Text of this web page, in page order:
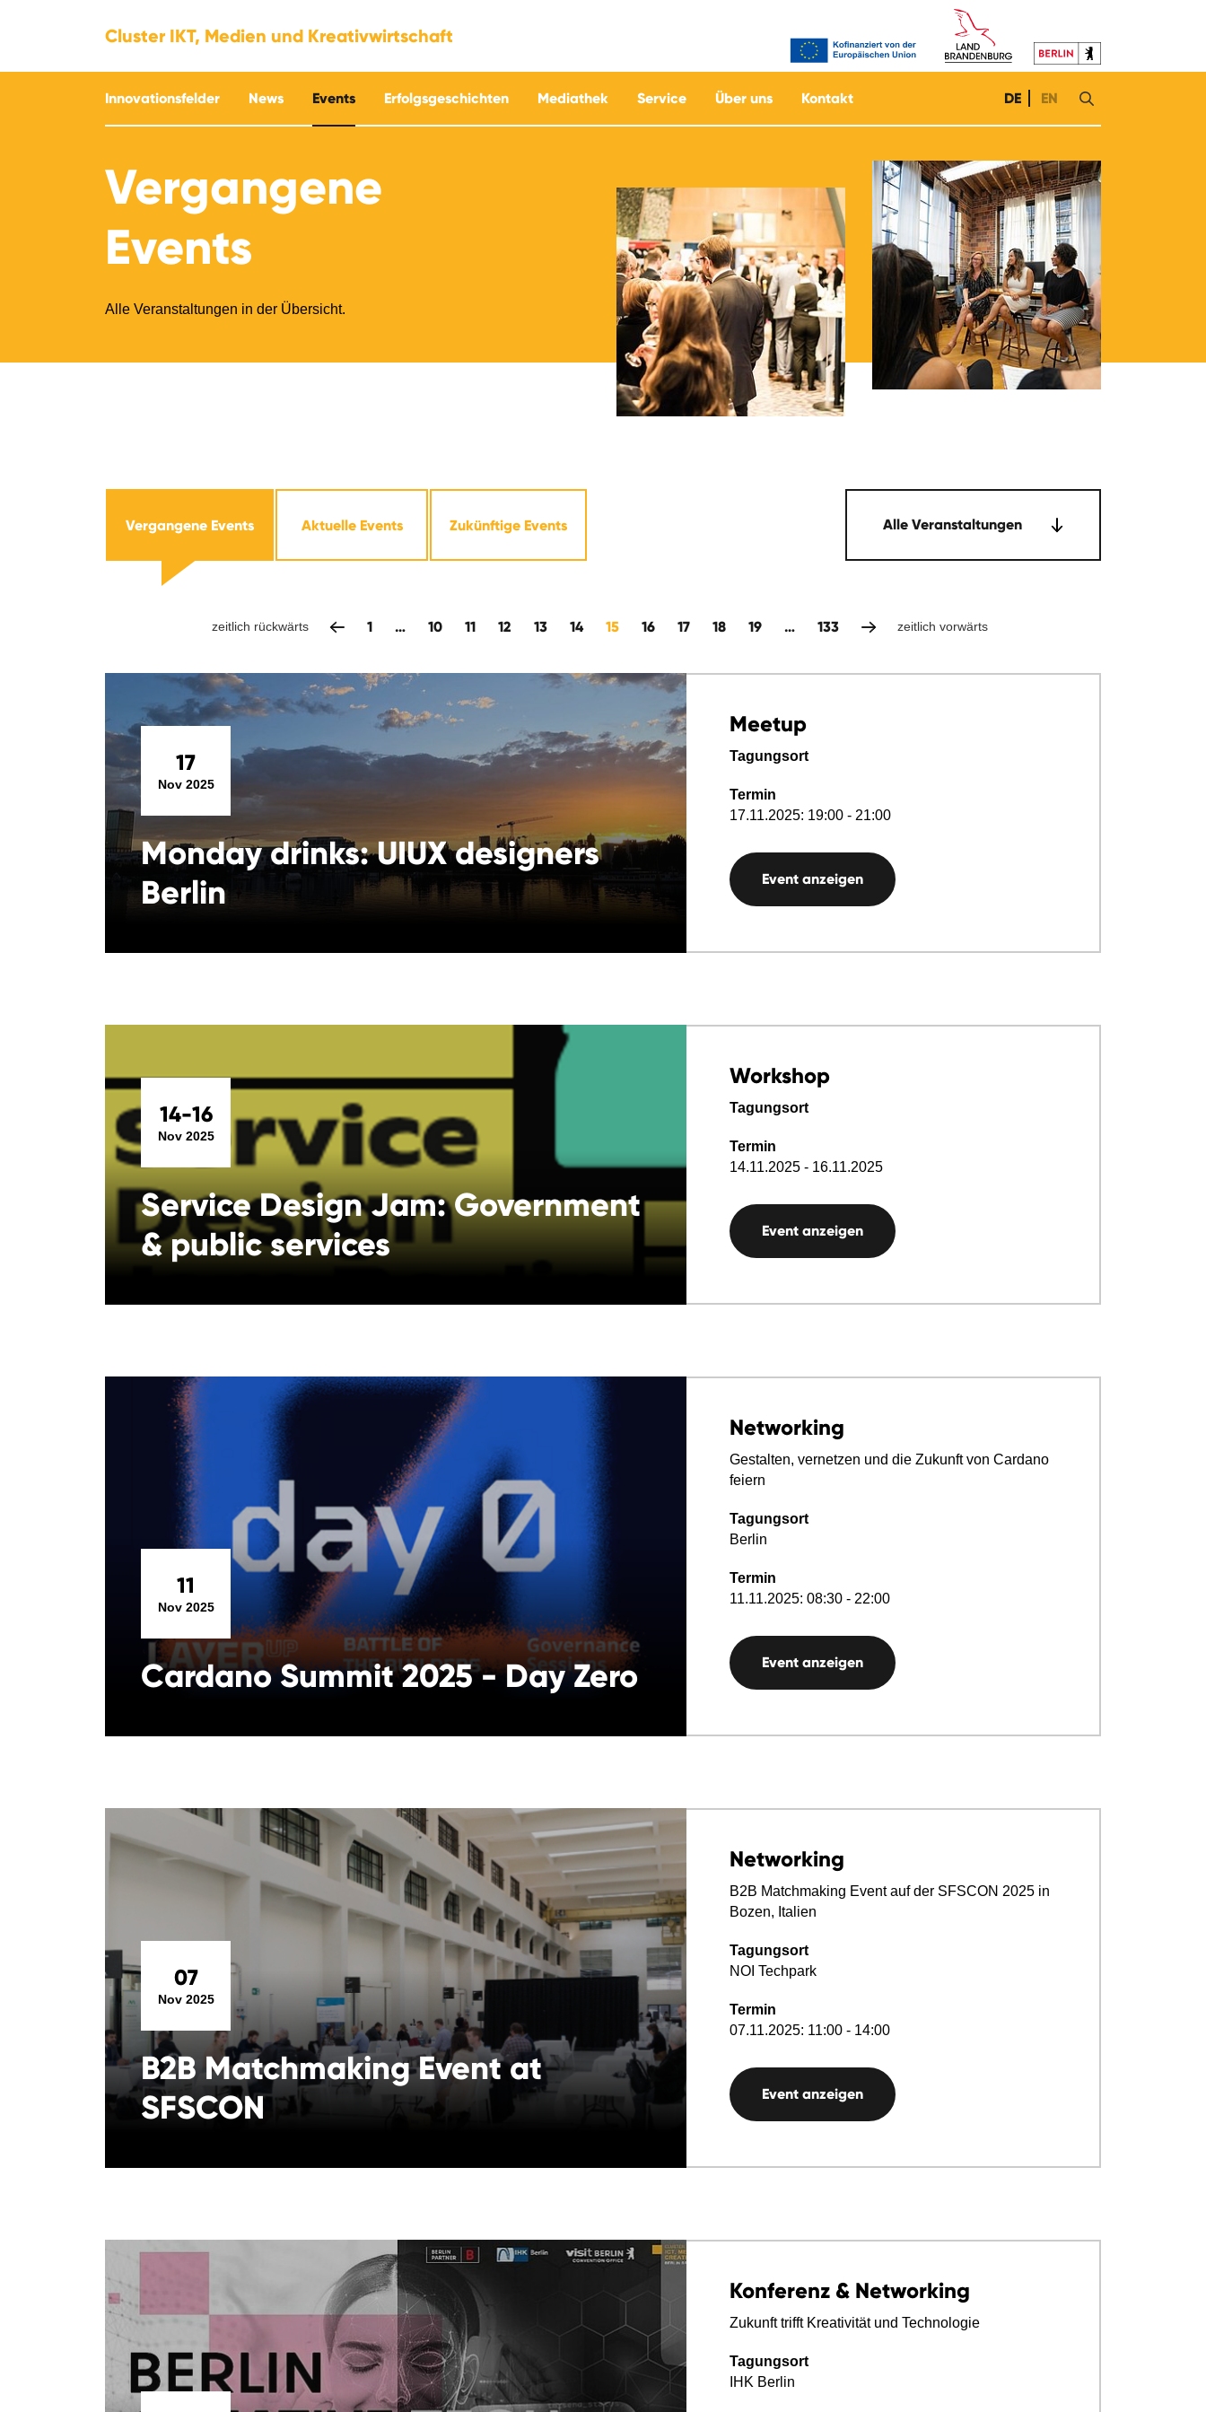
Cluster IKT, Medien und Kreativwirtschaft
Innovationsfelder News Events Erfolgsgeschichten Mediathek Service Über uns Kontakt DE EN
Vergangene
Events
Alle Veranstaltungen in der Übersicht.
Vergangene Events Aktuelle Events Zukünftige Events Alle Veranstaltungen
zeitlich rückwärts 1 … 10 11 12 13 14 15 16 17 18 19 … 133 zeitlich vorwärts
17
Nov 2025
Monday drinks: UIUX designers
Berlin
Meetup
Tagungsort
Termin
17.11.2025: 19:00 - 21:00
Event anzeigen
14-16
Nov 2025
Service Design Jam: Government
& public services
Workshop
Tagungsort
Termin
14.11.2025 - 16.11.2025
Event anzeigen
11
Nov 2025
Cardano Summit 2025 - Day Zero
Networking
Gestalten, vernetzen und die Zukunft von Cardano
feiern
Tagungsort
Berlin
Termin
11.11.2025: 08:30 - 22:00
Event anzeigen
07
Nov 2025
B2B Matchmaking Event at
SFSCON
Networking
B2B Matchmaking Event auf der SFSCON 2025 in
Bozen, Italien
Tagungsort
NOI Techpark
Termin
07.11.2025: 11:00 - 14:00
Event anzeigen
Konferenz & Networking
Zukunft trifft Kreativität und Technologie
Tagungsort
IHK Berlin